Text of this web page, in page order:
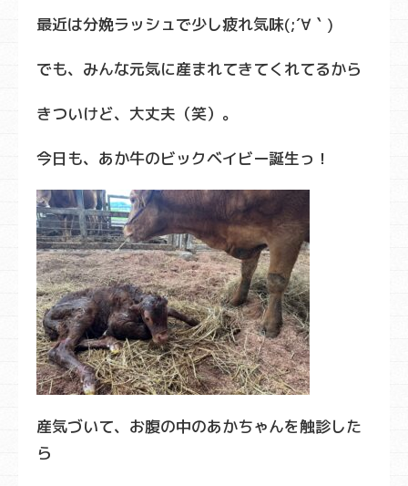
最近は分娩ラッシュで少し疲れ気味(;´∀｀)
でも、みんな元気に産まれてきてくれてるから
きついけど、大丈夫（笑）。
今日も、あか牛のビックベイビー誕生っ！
産気づいて、お腹の中のあかちゃんを触診した
ら